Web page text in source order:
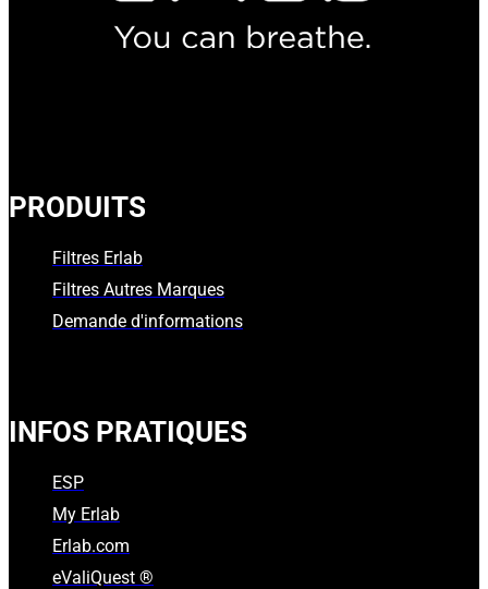
PRODUITS
Filtres Erlab
Filtres Autres Marques
Demande d'informations
INFOS PRATIQUES
ESP
My Erlab
Erlab.com
eValiQuest ®